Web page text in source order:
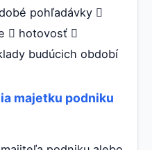
pohľadávky 
 hotovosť 
budúcich období
majetku podniku